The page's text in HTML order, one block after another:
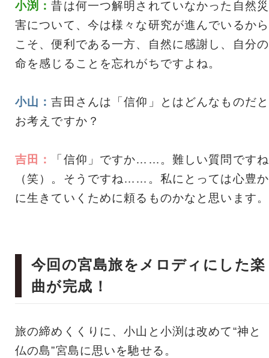
小渕：昔は何一つ解明されていなかった自然災
害について、今は様々な研究が進んでいるから
こそ、便利である一方、自然に感謝し、自分の
命を感じることを忘れがちですよね。
小山：吉田さんは「信仰」とはどんなものだと
お考えですか？
吉田：
「信仰」ですか……。難しい質問ですね
（笑）。そうですね……。私にとっては心豊か
に生きていくために頼るものかなと思います。
今回の宮島旅をメロディにした楽
曲が完成！
旅の締めくくりに、小山と小渕は改めて“神と
仏の島”宮島に思いを馳せる。